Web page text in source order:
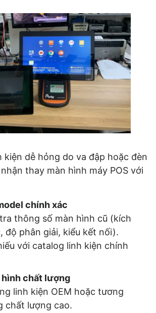
kiện dễ hỏng do va đập hoặc đèn
thay màn hình máy POS với
chính xác
thông số màn hình cũ (kích
độ phân giải, kiểu kết nối).
với catalog linh kiện chính
hình chất lượng
linh kiện OEM hoặc tương
chất lượng cao.